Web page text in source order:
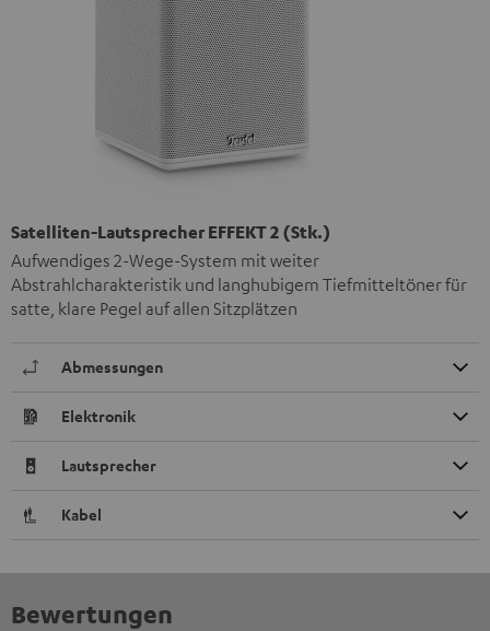
Satelliten-Lautsprecher EFFEKT 2 (Stk.)
Aufwendiges 2-Wege-System mit weiter
Abstrahlcharakteristik und langhubigem Tiefmitteltöner für
satte, klare Pegel auf allen Sitzplätzen
Abmessungen
Elektronik
Lautsprecher
Kabel
Bewertungen